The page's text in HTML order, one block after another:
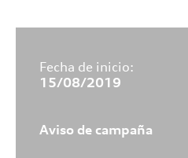
Fecha de inicio:
15/08/2019
Aviso de campaña